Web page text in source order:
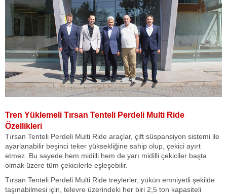
Tren Yüklemeli Tırsan Tenteli Perdeli Multi Ride
Özellikleri
Tırsan Tenteli Perdeli Multi Ride araçlar, çift süspansiyon sistemi ile
ayarlanabilir beşinci teker yüksekliğine sahip olup, çekici ayırt
etmez. Bu sayede hem midilli hem de yarı midilli çekiciler başta
olmak üzere tüm çekicilerle eşleşebilir.
Tırsan Tenteli Perdeli Multi Ride treylerler, yükün emniyetli şekilde
taşınabilmesi için, televre üzerindeki her biri 2,5 ton kapasiteli